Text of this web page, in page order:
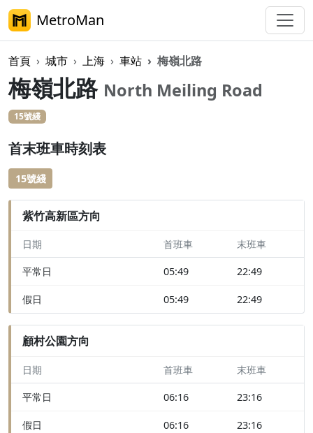
MetroMan
首頁 城市 上海 車站 梅嶺北路
梅嶺北路 North Meiling Road
15號綫
首末班車時刻表
15號綫
紫竹高新區方向
日期 首班車 末班車
平常日 05:49 22:49
假日 05:49 22:49
顧村公園方向
日期 首班車 末班車
平常日 06:16 23:16
假日 06:16 23:16